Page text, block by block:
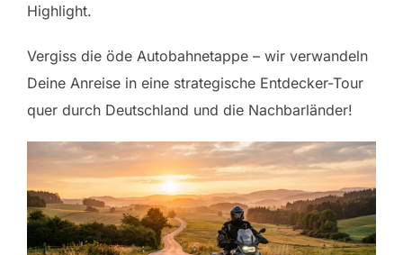
Highlight.
Vergiss die öde Autobahnetappe – wir verwandeln
Deine Anreise in eine strategische Entdecker-Tour
quer durch Deutschland und die Nachbarländer!